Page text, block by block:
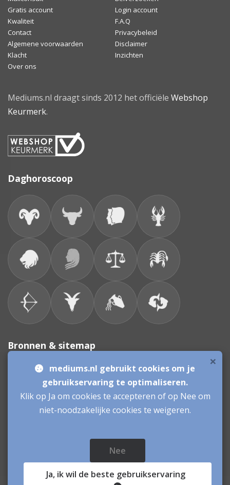
Gratis account
Login account
Kwaliteit
F.A.Q
Contact
Privacybeleid
Algemene voorwaarden
Disclaimer
Klacht
Inzichten
Over ons
Mediums.nl draagt sinds 2012 het officiële Webshop
Keurmerk.
Daghoroscoop
Bronnen & sitemap
Consulenten
Vacatures Mediums
Werken als Medium
Inloggen als Medium
© sinds 2006 - 2026
- mediums Nederland - medium Jack: Medium -
Spiritueel advies - Kaartleggen
×
mediums.nl gebruikt cookies om je
gebruikservaring te optimaliseren.
Klik op Ja om cookies te accepteren of op Nee om
niet-noodzakelijke cookies te weigeren.
Nee
Ja, ik wil de beste gebruikservaring